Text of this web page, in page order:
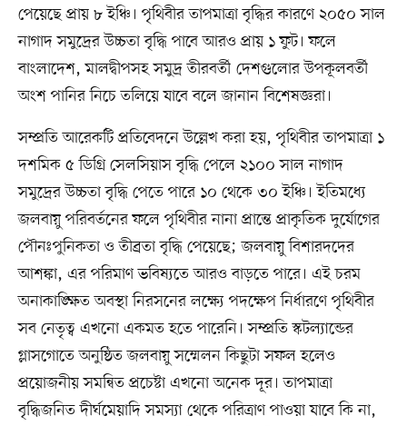
পেয়েছে প্রায় ৮ ইঞ্চি। পৃথিবীর তাপমাত্রা বৃদ্ধির কারণে ২০৫০ সাল
নাগাদ সমুদ্রের উচ্চতা বৃদ্ধি পাবে আরও প্রায় ১ ফুট। ফলে
বাংলাদেশ, মালদ্বীপসহ সমুদ্র তীরবর্তী দেশগুলোর উপকূলবর্তী
অংশ পানির নিচে তলিয়ে যাবে বলে জানান বিশেষজ্ঞরা।
সম্প্রতি আরেকটি প্রতিবেদনে উল্লেখ করা হয়, পৃথিবীর তাপমাত্রা ১
দশমিক ৫ ডিগ্রি সেলসিয়াস বৃদ্ধি পেলে ২১০০ সাল নাগাদ
সমুদ্রের উচ্চতা বৃদ্ধি পেতে পারে ১০ থেকে ৩০ ইঞ্চি। ইতিমধ্যে
জলবায়ু পরিবর্তনের ফলে পৃথিবীর নানা প্রান্তে প্রাকৃতিক দুর্যোগের
পৌনঃপুনিকতা ও তীব্রতা বৃদ্ধি পেয়েছে; জলবায়ু বিশারদদের
আশঙ্কা, এর পরিমাণ ভবিষ্যতে আরও বাড়তে পারে। এই চরম
অনাকাঙ্ক্ষিত অবস্থা নিরসনের লক্ষ্যে পদক্ষেপ নির্ধারণে পৃথিবীর
সব নেতৃত্ব এখনো একমত হতে পারেনি। সম্প্রতি স্কটল্যান্ডের
গ্লাসগোতে অনুষ্ঠিত জলবায়ু সম্মেলন কিছুটা সফল হলেও
প্রয়োজনীয় সমন্বিত প্রচেষ্টা এখনো অনেক দূর। তাপমাত্রা
বৃদ্ধিজনিত দীর্ঘমেয়াদি সমস্যা থেকে পরিত্রাণ পাওয়া যাবে কি না,